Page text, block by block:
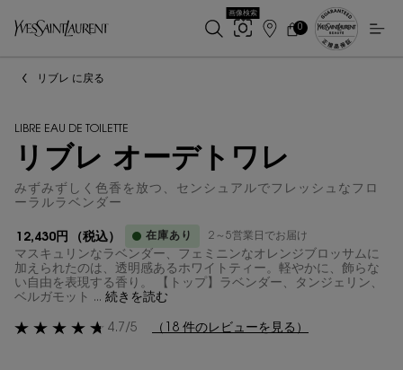
画像検索
店
カ
0
0 カート内の製品
リブレ に戻る
LIBRE EAU DE TOILETTE
リブレ オーデトワレ
みずみずしく色香を放つ、センシュアルでフレッシュなフロ
ーラルラベンダー
12,430円 （税込） 在庫あり 2～5営業日でお届け
マスキュリンなラベンダー、フェミニンなオレンジブロッサムに
加えられたのは、透明感あるホワイトティー。軽やかに、飾らな
い自由を表現する香り。 【トップ】ラベンダー、タンジェリン、
ベルガモット ... 続きを読む
4.7/5 （18 件のレビューを見る）